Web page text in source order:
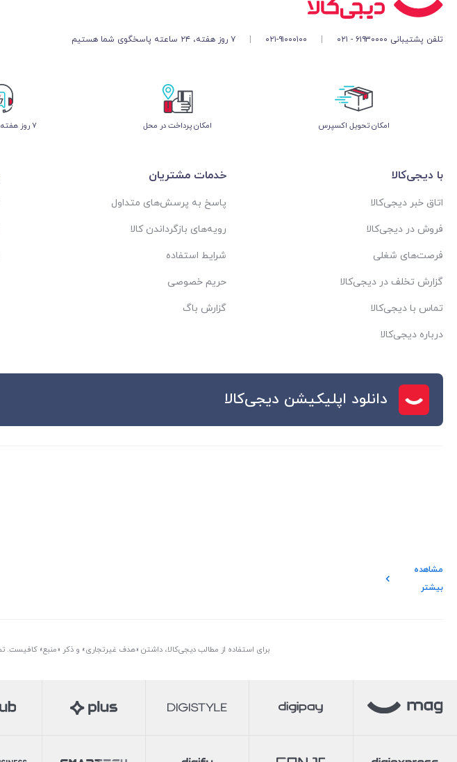
تلفن پشتیبانی ۶۱۹۳۰۰۰۰ - ۰۲۱ ۰۲۱-۹۱۰۰۰۱۰۰ ۷ روز هفته، ۲۴ ساعته پاسخگوی شما هستیم
اﻣﮑﺎن ﺗﺤﻮﯾﻞ اﮐﺴﭙﺮس امکان پرداخت در محل ۷ روز ﻫﻔﺘﻪ، ۲۴ ﺳﺎﻋﺘﻪ
با دیجی‌کالا
اتاق خبر دیجی‌کالا
فروش در دیجی‌کالا
فرصت‌های شغلی
گزارش تخلف در دیجی‌کالا
تماس با دیجی‌کالا
درباره دیجی‌کالا
خدمات مشتریان
پاسخ به پرسش‌های متداول
رویه‌های بازگرداندن کالا
شرایط استفاده
حریم خصوصی
گزارش باگ
دانلود اپلیکیشن دیجی‌کالا
مشاهده
بیشتر
برای استفاده از مطالب دیجی‌کالا، داشتن «هدف غیرتجاری» و ذکر «منبع»